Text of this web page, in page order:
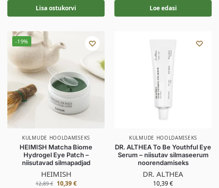
Lisa ostukorvi Loe edasi
-19%
KULMUDE HOOLDAMISEKS
HEIMISH Matcha Biome
Hydrogel Eye Patch –
niisutavad silmapadjad
HEIMISH
12,89€ 10,39€
KULMUDE HOOLDAMISEKS
DR. ALTHEA To Be Youthful Eye
Serum – niisutav silmaseerum
noorendamiseks
DR. ALTHEA
10,39€